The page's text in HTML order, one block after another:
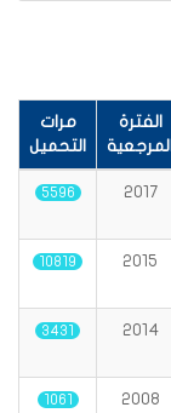
الفترة
المرجعية
مرات
التحميل
2017
5596
2015
10819
2014
3431
2008
1061